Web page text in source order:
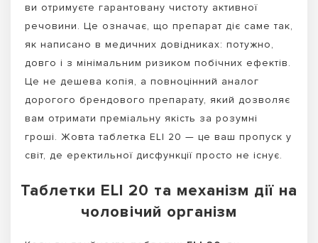
ви отримуєте гарантовану чистоту активної
речовини. Це означає, що препарат діє саме так,
як написано в медичних довідниках: потужно,
довго і з мінімальним ризиком побічних ефектів.
Це не дешева копія, а повноцінний аналог
дорогого брендового препарату, який дозволяє
вам отримати преміальну якість за розумні
гроші. Жовта таблетка ELI 20 — це ваш пропуск у
світ, де еректильної дисфункції просто не існує.
Таблетки ELI 20 та механізм дії на
чоловічий організм